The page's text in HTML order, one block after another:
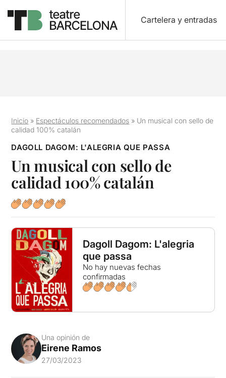
Cartelera y entradas
Inicio » Espectáculos recomendados » Un musical con sello de
calidad 100% catalán
DAGOLL DAGOM: L'ALEGRIA QUE PASSA
Un musical con sello de
calidad 100% catalán
Dagoll Dagom: L'alegria
que passa
No hay nuevas fechas
confirmadas
Una opinión de
Eirene Ramos
27/03/2023